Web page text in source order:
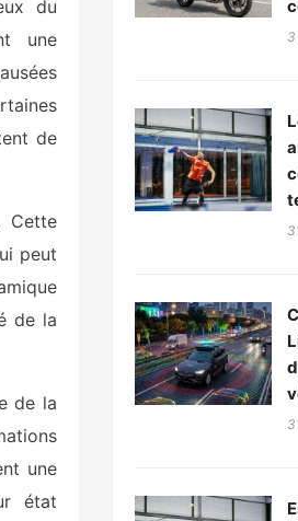
du
une
de
Cette
peut
de la
de la
une
état